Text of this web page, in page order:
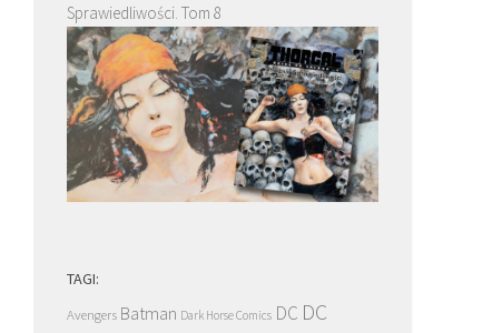
Sprawiedliwości. Tom 8
TAGI:
Avengers Batman Dark Horse Comics DC DC